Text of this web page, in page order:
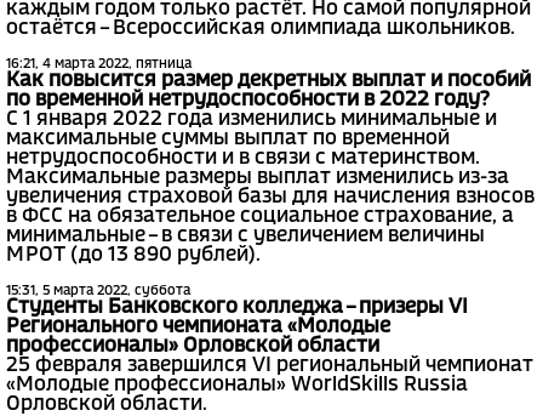
каждым годом только растёт. Но самой популярной
остаётся – Всероссийская олимпиада школьников.
16:21, 4 марта 2022, пятница
Как повысится размер декретных выплат и пособий
по временной нетрудоспособности в 2022 году?
С 1 января 2022 года изменились минимальные и
максимальные суммы выплат по временной
нетрудоспособности и в связи с материнством.
Максимальные размеры выплат изменились из-за
увеличения страховой базы для начисления взносов
в ФСС на обязательное социальное страхование, а
минимальные – в связи с увеличением величины
МРОТ (до 13 890 рублей).
15:31, 5 марта 2022, суббота
Студенты Банковского колледжа – призеры VI
Регионального чемпионата «Молодые
профессионалы» Орловской области
25 февраля завершился VI региональный чемпионат
«Молодые профессионалы» WorldSkills Russia
Орловской области.